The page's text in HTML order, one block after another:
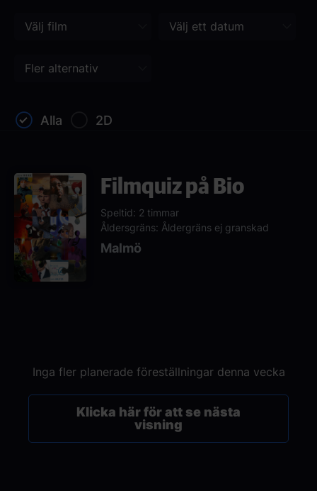
Alla 2D
Filmquiz på Bio
Speltid: 2 timmar
Åldersgräns: Åldergräns ej granskad
Malmö
Inga fler planerade föreställningar denna vecka
Klicka här för att se nästa
visning